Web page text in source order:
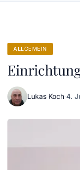
ALLGEMEIN
Lukas Koch·4.